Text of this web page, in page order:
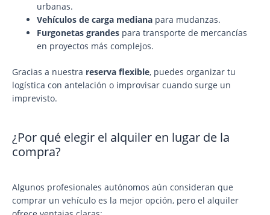
urbanas.
Vehículos de carga mediana para mudanzas.
Furgonetas grandes para transporte de mercancías
en proyectos más complejos.
Gracias a nuestra reserva flexible, puedes organizar tu
logística con antelación o improvisar cuando surge un
imprevisto.
¿Por qué elegir el alquiler en lugar de la
compra?
Algunos profesionales autónomos aún consideran que
comprar un vehículo es la mejor opción, pero el alquiler